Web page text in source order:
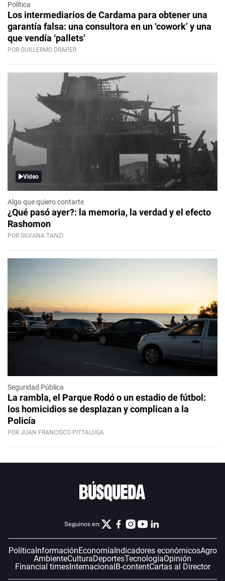
Política
Los intermediarios de Cardama para obtener una
garantía falsa: una consultora en un ‘cowork’ y una
que vendía ‘pallets’
POR GUILLERMO DRAPER
Video
Algo que quiero contarte
¿Qué pasó ayer?: la memoria, la verdad y el efecto
Rashomon
POR SILVANA TANZI
Seguridad Pública
La rambla, el Parque Rodó o un estadio de fútbol:
los homicidios se desplazan y complican a la
Policía
POR JUAN FRANCISCO PITTALUGA
Seguinos en:
Política InformaciónEconomía Indicadores económicosAgro
AmbienteCulturaDeportesTecnologíaOpinión
Financial timesInternacional B-contentCartas al Director